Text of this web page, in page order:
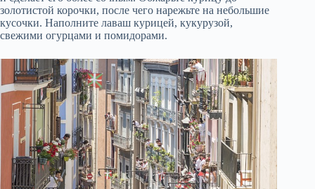
золотистой корочки, после чего нарежьте на небольшие
кусочки. Наполните лаваш курицей, кукурузой,
свежими огурцами и помидорами.